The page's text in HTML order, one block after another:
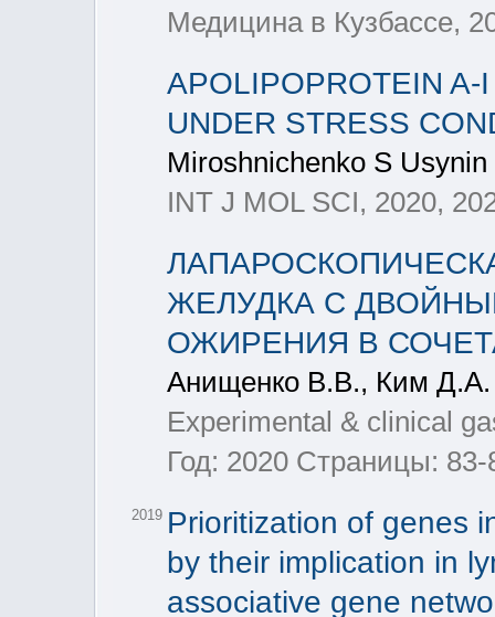
Медицина в Кузбассе,
APOLIPOPROTEIN A-
UNDER STRESS
Miroshnichenko S
INT J MOL SCI, 2020,
ЖЕЛУДКА С
ОЖИРЕНИЯ В
Анищенко В.В., Ким Д.А.
Experimental & clinical
Год: 2020 Страницы:
2019 Prioritization of genes
by their implication in
associative gene